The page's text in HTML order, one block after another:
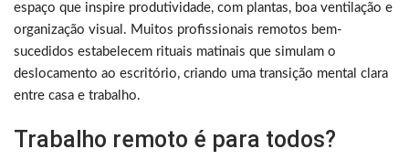
espaço que inspire produtividade, com plantas, boa ventilação e
organização visual. Muitos profissionais remotos bem-
sucedidos estabelecem rituais matinais que simulam o
deslocamento ao escritório, criando uma transição mental clara
entre casa e trabalho.
Trabalho remoto é para todos?